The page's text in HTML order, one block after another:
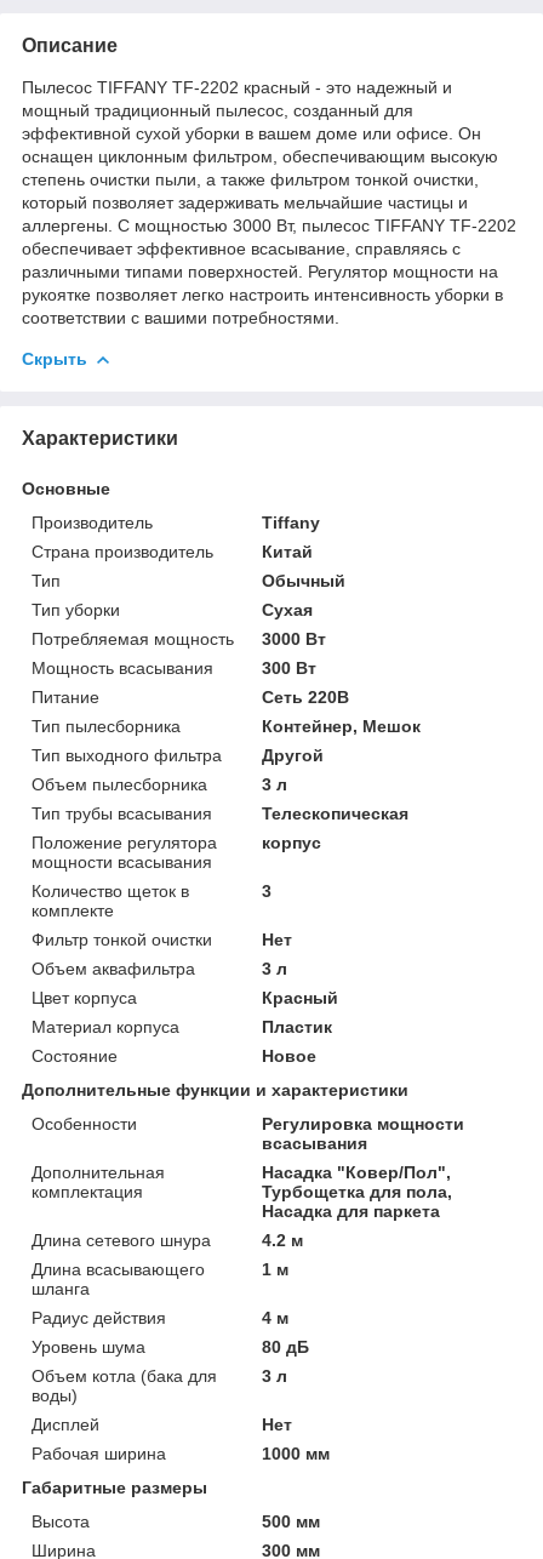
Описание
Пылесос TIFFANY TF-2202 красный - это надежный и
мощный традиционный пылесос, созданный для
эффективной сухой уборки в вашем доме или офисе. Он
оснащен циклонным фильтром, обеспечивающим высокую
степень очистки пыли, а также фильтром тонкой очистки,
который позволяет задерживать мельчайшие частицы и
аллергены. С мощностью 3000 Вт, пылесос TIFFANY TF-2202
обеспечивает эффективное всасывание, справляясь с
различными типами поверхностей. Регулятор мощности на
рукоятке позволяет легко настроить интенсивность уборки в
соответствии с вашими потребностями.
Скрыть
Характеристики
Основные
Производитель
Tiffany
Страна производитель
Китай
Тип
Обычный
Тип уборки
Сухая
Потребляемая мощность
3000 Вт
Мощность всасывания
300 Вт
Питание
Сеть 220В
Тип пылесборника
Контейнер, Мешок
Тип выходного фильтра
Другой
Объем пылесборника
3 л
Тип трубы всасывания
Телескопическая
Положение регулятора
мощности всасывания
корпус
Количество щеток в
комплекте
3
Фильтр тонкой очистки
Нет
Объем аквафильтра
3 л
Цвет корпуса
Красный
Материал корпуса
Пластик
Состояние
Новое
Дополнительные функции и характеристики
Особенности
Регулировка мощности
всасывания
Дополнительная
комплектация
Насадка "Ковер/Пол",
Турбощетка для пола,
Насадка для паркета
Длина сетевого шнура
4.2 м
Длина всасывающего
шланга
1 м
Радиус действия
4 м
Уровень шума
80 дБ
Объем котла (бака для
воды)
3 л
Дисплей
Нет
Рабочая ширина
1000 мм
Габаритные размеры
Высота
500 мм
Ширина
300 мм